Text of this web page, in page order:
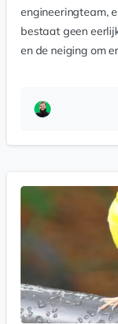
engineeringteam,
bestaat geen
en de neiging om